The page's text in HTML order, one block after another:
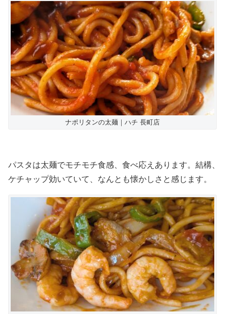
ナポリタンの太麺｜ハチ 長町店
パスタは太麺でモチモチ食感、食べ応えあります。結構、
ケチャップ効いていて、なんとも懐かしさと感じます。